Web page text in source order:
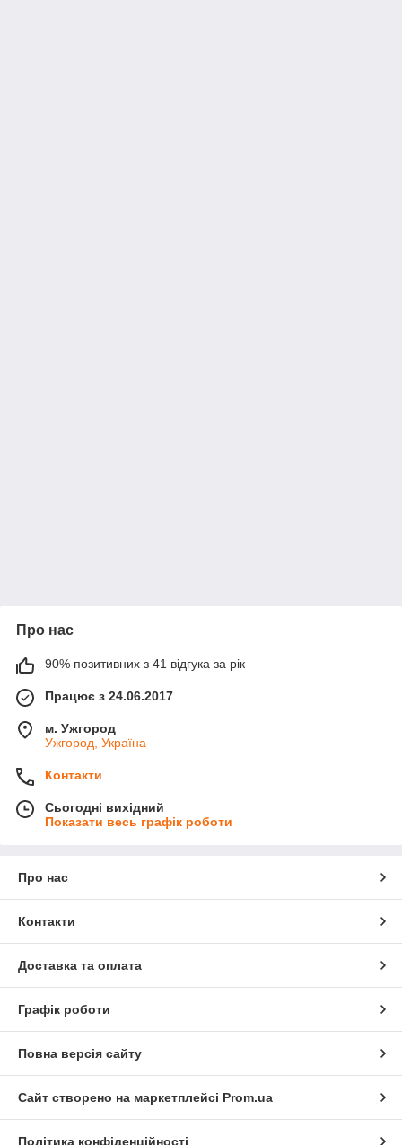
Про нас
90% позитивних з 41 відгука за рік
Працює з 24.06.2017
м. Ужгород
Ужгород, Україна
Контакти
Сьогодні вихідний
Показати весь графік роботи
Про нас
Контакти
Доставка та оплата
Графік роботи
Повна версія сайту
Сайт створено на маркетплейсі Prom.ua
Політика конфіденційності